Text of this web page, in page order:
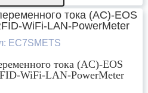
EC7SMETS
тока (AC)-EOS
WiFi-LAN-PowerMeter